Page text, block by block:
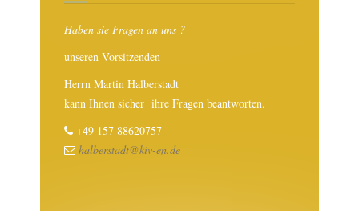
Haben sie Fragen an uns ?
unseren Vorsitzenden
Herrn Martin Halberstadt
kann Ihnen sicher ihre Fragen beantworten.
+49 157 88620757
halberstadt@kiv-en.de